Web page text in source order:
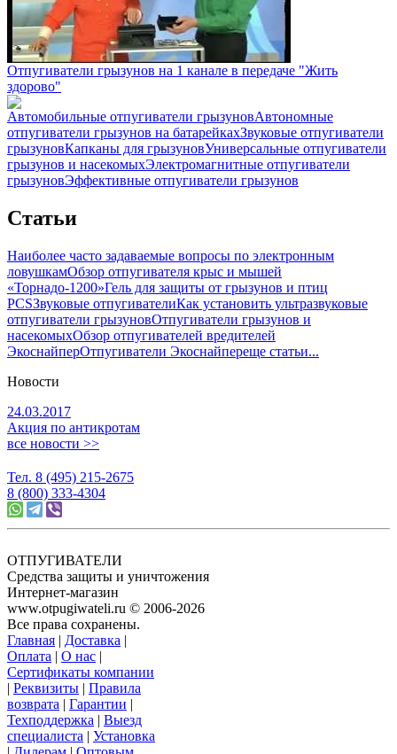
Отпугиватели грызунов на 1 канале в передаче "Жить
здорово"
Автомобильные отпугиватели грызуновАвтономные
отпугиватели грызунов на батарейкахЗвуковые отпугиватели
грызуновКапканы для грызуновУниверсальные отпугиватели
грызунов и насекомыхЭлектромагнитные отпугиватели
грызуновЭффективные отпугиватели грызунов
Статьи
Наиболее часто задаваемые вопросы по электронным
ловушкамОбзор отпугивателя крыс и мышей
«Торнадо-1200»Гель для защиты от грызунов и птиц
PCSЗвуковые отпугивателиКак установить ультразвуковые
отпугиватели грызуновОтпугиватели грызунов и
насекомыхОбзор отпугивателей вредителей
ЭкоснайперОтпугиватели Экоснайпереще статьи...
Новости
24.03.2017
Акция по антикротам
все новости >>
Тел. 8 (495) 215-2675
8 (800) 333-4304
ОТПУГИВАТЕЛИ
Средства защиты и уничтожения
Интернет-магазин
www.otpugiwateli.ru © 2006-2026
Все права сохранены.
Главная | Доставка |
Оплата | О нас |
Сертификаты компании
| Реквизиты | Правила
возврата | Гарантии |
Техподдержка | Выезд
специалиста | Установка